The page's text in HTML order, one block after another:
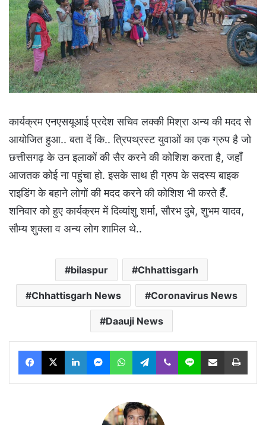
कार्यक्रम एनएसयूआई प्रदेश सचिव लक्की मिश्रा अन्य की मदद से
आयोजित हुआ.. बता दें कि.. त्रिपथ्रस्ट युवाओं का एक ग्रुप है जो
छत्तीसगढ़ के उन इलाकों की सैर करने की कोशिश करता है, जहाँ
आजतक कोई ना पहुंचा हो. इसके साथ ही ग्रुप के सदस्य बाइक
राइडिंग के बहाने लोगों की मदद करने की कोशिश भी करते हैँ.
शनिवार को हुए कार्यक्रम में दिव्यांशु शर्मा, सौरभ दुबे, शुभम यादव,
सौम्य शुक्ला व अन्य लोग शामिल थे..
bilaspur Chhattisgarh
Chhattisgarh News Coronavirus News
Daauji News
Facebook
X LinkedInMessengerWhatsAppTelegram
Viber Line Share via Email Print